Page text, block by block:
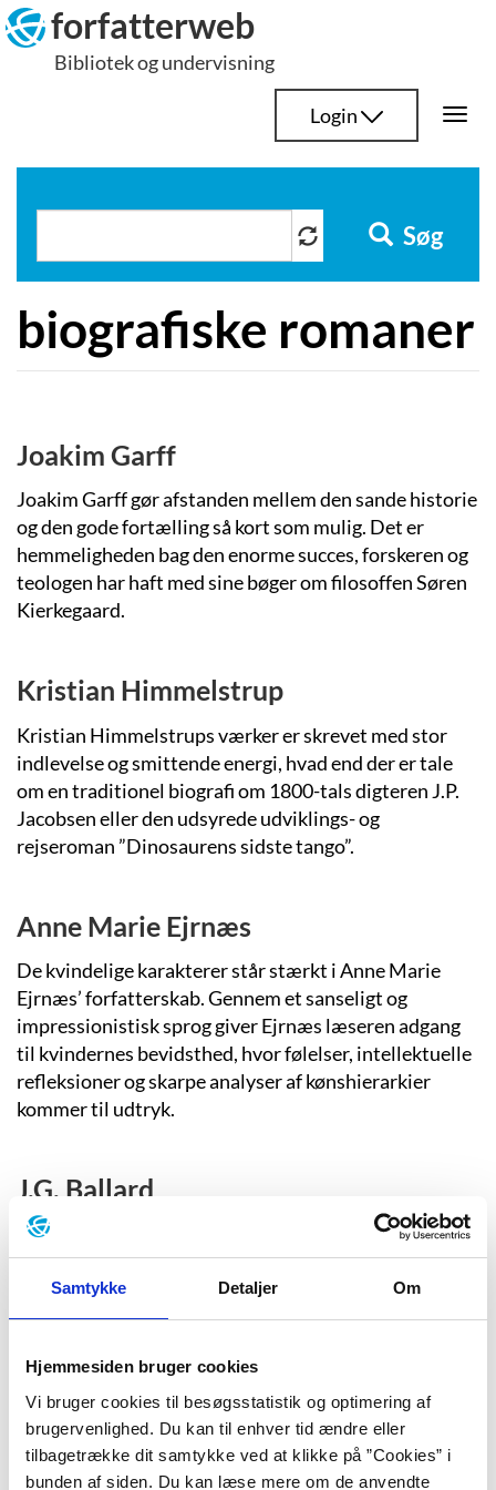
Samtykke Detaljer Om
Hjemmesiden bruger cookies
Vi bruger cookies til besøgsstatistik og optimering af
brugervenlighed. Du kan til enhver tid ændre eller
tilbagetrække dit samtykke ved at klikke på ”Cookies” i
bunden af siden. Du kan læse mere om de anvendte
Hop
til
indhold
forfatterweb
Bibliotek og undervisning
Login
Søg
biografiske romaner
Joakim Garff
Joakim Garff gør afstanden mellem den sande historie
og den gode fortælling så kort som mulig. Det er
hemmeligheden bag den enorme succes, forskeren og
teologen har haft med sine bøger om filosoffen Søren
Kierkegaard.
Kristian Himmelstrup
Kristian Himmelstrups værker er skrevet med stor
indlevelse og smittende energi, hvad end der er tale
om en traditionel biografi om 1800-tals digteren J.P.
Jacobsen eller den udsyrede udviklings- og
rejseroman ”Dinosaurens sidste tango”.
Anne Marie Ejrnæs
De kvindelige karakterer står stærkt i Anne Marie
Ejrnæs’ forfatterskab. Gennem et sanseligt og
impressionistisk sprog giver Ejrnæs læseren adgang
til kvindernes bevidsthed, hvor følelser, intellektuelle
refleksioner og skarpe analyser af kønshierarkier
kommer til udtryk.
J.G. Ballard
Den britiske forfatter J.G. Ballard har skrevet en
række dystopiske science fiction-romaner men er også
en kontroversiel kultforfatter, hvis hallucinerende og
fragmentariske tekster skildrer en moderne
Stig Dalager
Siden sin debut har den danske forfatter Stig Dalager